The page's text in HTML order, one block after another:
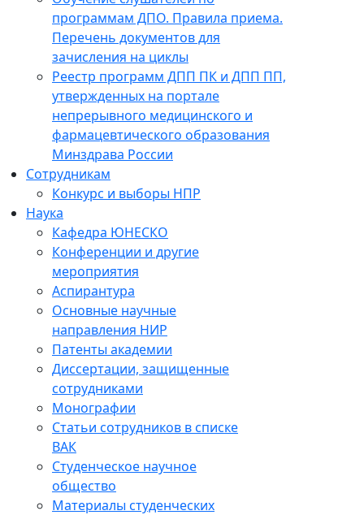
программам ДПО. Правила приема.
Перечень документов для
зачисления на циклы
Реестр программ ДПП ПК и ДПП ПП,
утвержденных на портале
непрерывного медицинского и
фармацевтического образования
Минздрава России
Сотрудникам
Конкурс и выборы НПР
Наука
Кафедра ЮНЕСКО
Конференции и другие
мероприятия
Аспирантура
Основные научные
направления НИР
Патенты академии
Диссертации, защищенные
сотрудниками
Монографии
Статьи сотрудников в списке
ВАК
Студенческое научное
общество
Материалы студенческих